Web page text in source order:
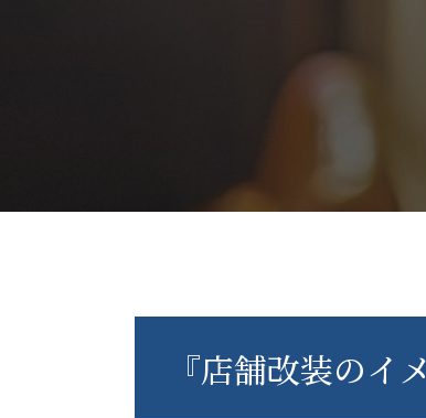
『店舗改装の